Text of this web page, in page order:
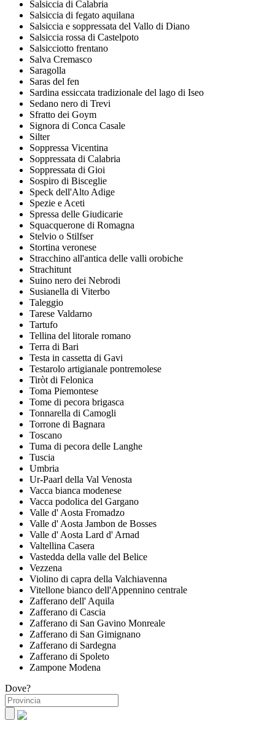
Salsiccia di Calabria
Salsiccia di fegato aquilana
Salsiccia e soppressata del Vallo di Diano
Salsiccia rossa di Castelpoto
Salsicciotto frentano
Salva Cremasco
Saragolla
Saras del fen
Sardina essiccata tradizionale del lago di Iseo
Sedano nero di Trevi
Sfratto dei Goym
Signora di Conca Casale
Silter
Soppressa Vicentina
Soppressata di Calabria
Soppressata di Gioi
Sospiro di Bisceglie
Speck dell'Alto Adige
Spezie e Aceti
Spressa delle Giudicarie
Squacquerone di Romagna
Stelvio o Stilfser
Stortina veronese
Stracchino all'antica delle valli orobiche
Strachitunt
Suino nero dei Nebrodi
Susianella di Viterbo
Taleggio
Tarese Valdarno
Tartufo
Tellina del litorale romano
Terra di Bari
Testa in cassetta di Gavi
Testarolo artigianale pontremolese
Tiròt di Felonica
Toma Piemontese
Tome di pecora brigasca
Tonnarella di Camogli
Torrone di Bagnara
Toscano
Tuma di pecora delle Langhe
Tuscia
Umbria
Ur-Paarl della Val Venosta
Vacca bianca modenese
Vacca podolica del Gargano
Valle d' Aosta Fromadzo
Valle d' Aosta Jambon de Bosses
Valle d' Aosta Lard d' Arnad
Valtellina Casera
Vastedda della valle del Belice
Vezzena
Violino di capra della Valchiavenna
Vitellone bianco dell'Appennino centrale
Zafferano dell' Aquila
Zafferano di Cascia
Zafferano di San Gavino Monreale
Zafferano di San Gimignano
Zafferano di Sardegna
Zafferano di Spoleto
Zampone Modena
Dove?